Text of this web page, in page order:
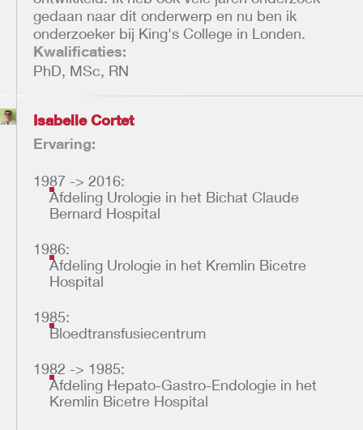
gedaan naar dit onderwerp en nu ben ik
onderzoeker bij King's College in Londen.
Kwalificaties:
PhD, MSc, RN
Isabelle Cortet
Ervaring:
1987 -> 2016:
Afdeling Urologie in het Bichat Claude
Bernard Hospital
1986:
Afdeling Urologie in het Kremlin Bicetre
Hospital
1985:
Bloedtransfusiecentrum
1982 -> 1985:
Afdeling Hepato-Gastro-Endologie in het
Kremlin Bicetre Hospital